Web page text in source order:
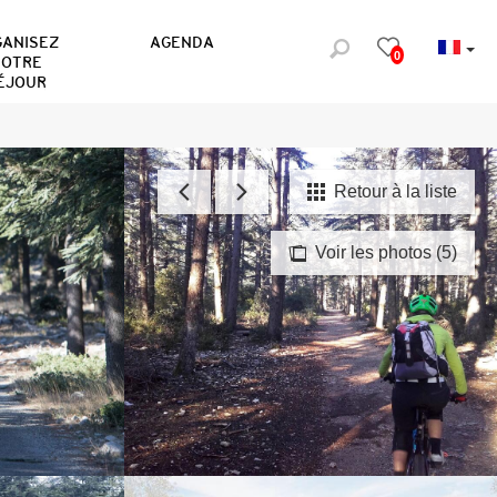
0
AGENDA
Voir les photos (5)
Retour à la liste